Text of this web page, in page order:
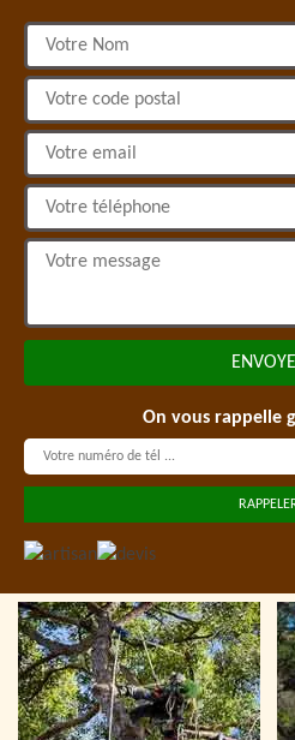
On vous rappelle